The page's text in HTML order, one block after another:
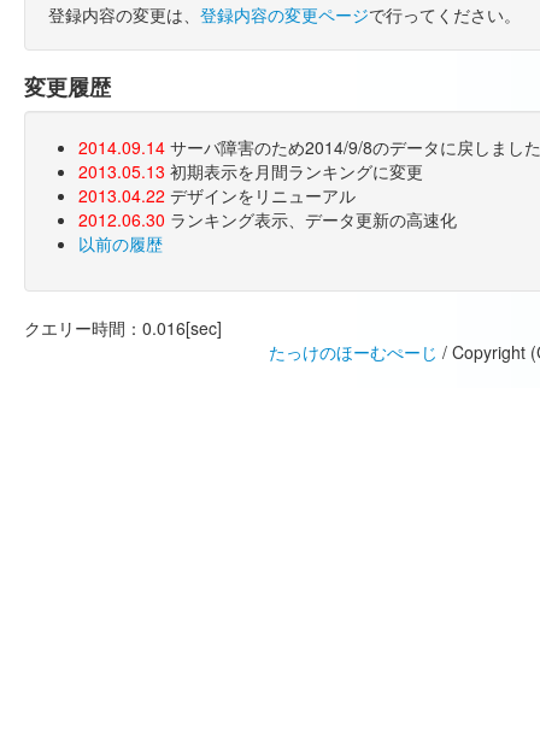
登録内容の変更は、 登録内容の変更ページで行ってください。
変更履歴
2014.09.14 サーバ障害のため2014/9/8のデータに戻しまし
2013.05.13 初期表示を月間ランキングに変更
2013.04.22 デザインをリニューアル
2012.06.30 ランキング表示、データ更新の高速化
以前の履歴
クエリー時間：0.016[sec]
たっけのほーむぺーじ / Copyright